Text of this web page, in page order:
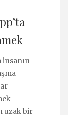
uzak bir